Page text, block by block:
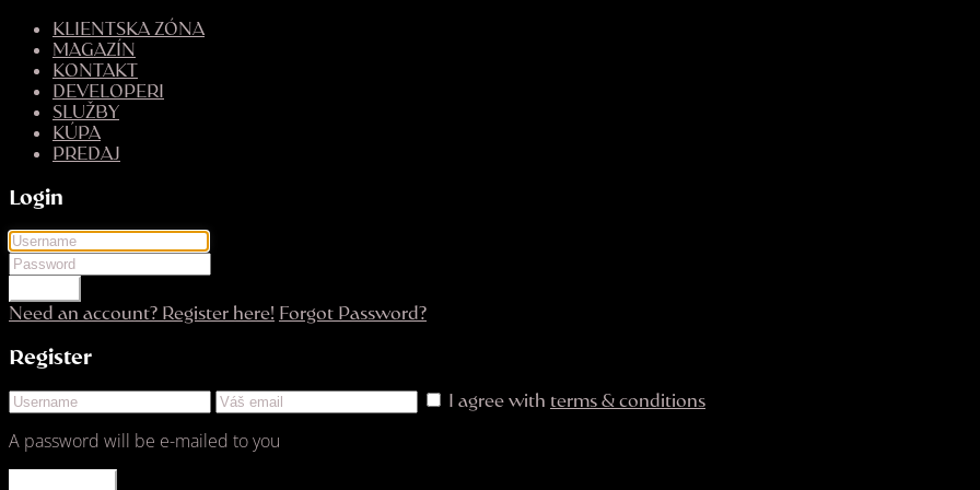
KLIENTSKA ZÓNA
MAGAZÍN
KONTAKT
DEVELOPERI
SLUŽBY
KÚPA
PREDAJ
Login
Need an account? Register here! Forgot Password?
Register
I agree with terms & conditions
A password will be e-mailed to you